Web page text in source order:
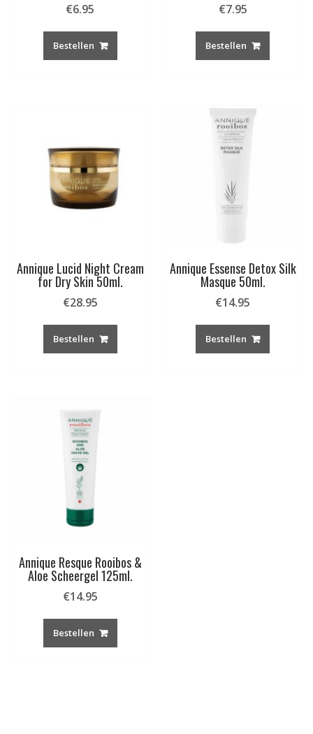
€6.95
Bestellen
€7.95
Bestellen
Annique Lucid Night Cream
for Dry Skin 50ml.
€28.95
Bestellen
Annique Essense Detox Silk
Masque 50ml.
€14.95
Bestellen
Annique Resque Rooibos &
Aloe Scheergel 125ml.
€14.95
Bestellen